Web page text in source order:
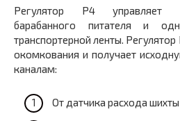
Регулятор Р4 управляет
барабанного питателя и
транспортерной ленты.
окомкования и получает
каналам:
От датчика расхода